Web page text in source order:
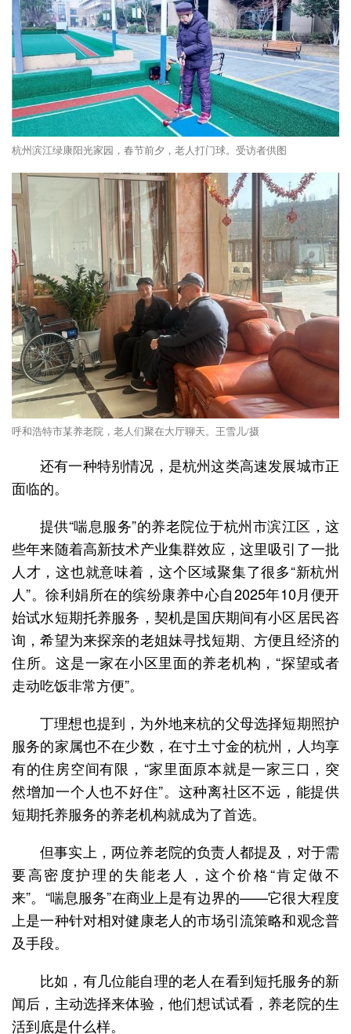
杭州滨江绿康阳光家园，春节前夕，老人打门球。受访者供图
呼和浩特市某养老院，老人们聚在大厅聊天。王雪儿/摄
还有一种特别情况，是杭州这类高速发展城市正
面临的。
提供“喘息服务”的养老院位于杭州市滨江区，这
些年来随着高新技术产业集群效应，这里吸引了一批
人才，这也就意味着，这个区域聚集了很多“新杭州
人”。徐利娟所在的缤纷康养中心自2025年10月便开
始试水短期托养服务，契机是国庆期间有小区居民咨
询，希望为来探亲的老姐妹寻找短期、方便且经济的
住所。这是一家在小区里面的养老机构，“探望或者
走动吃饭非常方便”。
丁理想也提到，为外地来杭的父母选择短期照护
服务的家属也不在少数，在寸土寸金的杭州，人均享
有的住房空间有限，“家里面原本就是一家三口，突
然增加一个人也不好住”。这种离社区不远，能提供
短期托养服务的养老机构就成为了首选。
但事实上，两位养老院的负责人都提及，对于需
要高密度护理的失能老人，这个价格“肯定做不
来”。“喘息服务”在商业上是有边界的——它很大程度
上是一种针对相对健康老人的市场引流策略和观念普
及手段。
比如，有几位能自理的老人在看到短托服务的新
闻后，主动选择来体验，他们想试试看，养老院的生
活到底是什么样。